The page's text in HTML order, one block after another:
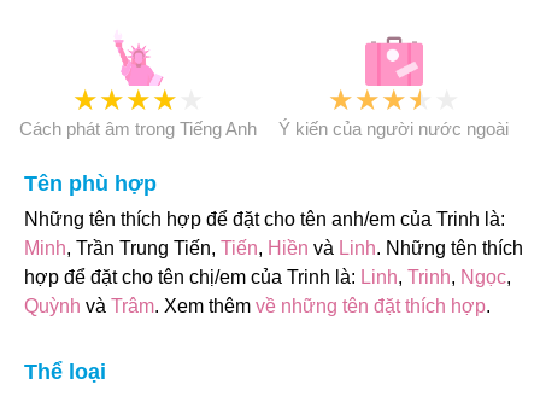
★★★★
Cách phát âm trong Tiếng Anh
★★★★
Ý kiến của người nước ngoài
Tên phù hợp
Những tên thích hợp để đặt cho tên anh/em của Trinh là:
Minh, Trần Trung Tiến, Tiến, Hiền và Linh. Những tên thích
hợp để đặt cho tên chị/em của Trinh là: Linh, Trinh, Ngọc,
Quỳnh và Trâm. Xem thêm về những tên đặt thích hợp.
Thể loại